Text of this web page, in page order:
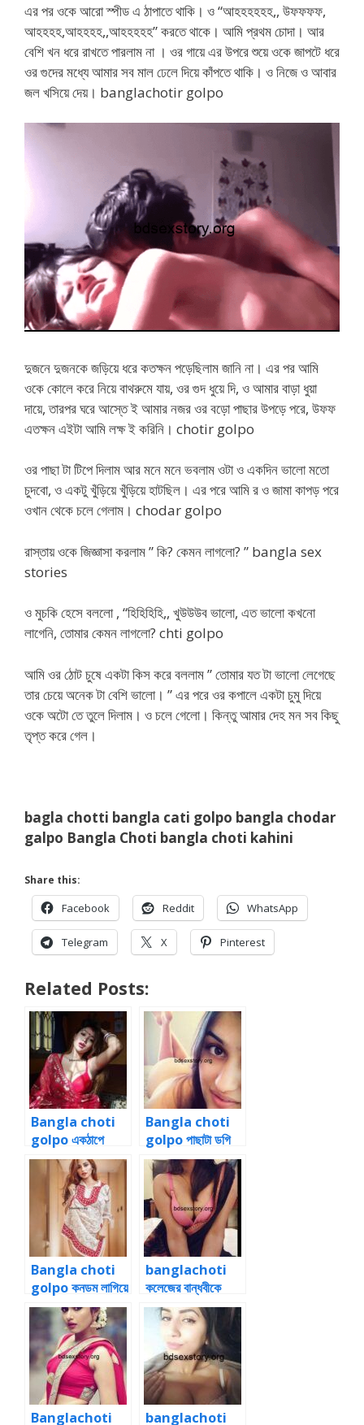
এর পর ওকে আরো স্পীড এ ঠাপাতে থাকি। ও “আহহহহহহ,, উফফফফ,
আহহহহ,আহহহহ,,আহহহহহ” করতে থাকে। আমি প্রথম চোদা। আর
বেশি খন ধরে রাখতে পারলাম না । ওর গায়ে এর উপরে শুয়ে ওকে জাপটে ধরে
ওর গুদের মধ্যে আমার সব মাল ঢেলে দিয়ে কাঁপতে থাকি। ও নিজে ও আবার
জল খসিয়ে দেয়। banglachotir golpo
দুজনে দুজনকে জড়িয়ে ধরে কতক্ষন পড়েছিলাম জানি না। এর পর আমি
ওকে কোলে করে নিয়ে বাথরুমে যায়, ওর গুদ ধুয়ে দি, ও আমার বাড়া ধুয়া
দায়ে, তারপর ঘরে আস্তে ই আমার নজর ওর বড়ো পাছার উপড়ে পরে, উফফ
এতক্ষন এইটা আমি লক্ষ ই করিনি। chotir golpo
ওর পাছা টা টিপে দিলাম আর মনে মনে ভবলাম ওটা ও একদিন ভালো মতো
চুদবো, ও একটু খুঁড়িয়ে খুঁড়িয়ে হাটছিল। এর পরে আমি র ও জামা কাপড় পরে
ওখান থেকে চলে গেলাম। chodar golpo
রাস্তায় ওকে জিজ্ঞাসা করলাম ” কি? কেমন লাগলো? ” bangla sex
stories
ও মুচকি হেসে বললো , “হিহিহিহি,, খুউউউব ভালো, এত ভালো কখনো
লাগেনি, তোমার কেমন লাগলো? chti golpo
আমি ওর ঠোট চুষে একটা কিস করে বললাম ” তোমার যত টা ভালো লেগেছে
তার চেয়ে অনেক টা বেশি ভালো। ” এর পরে ওর কপালে একটা চুমু দিয়ে
ওকে অটো তে তুলে দিলাম। ও চলে গেলো। কিন্তু আমার দেহ মন সব কিছু
তৃপ্ত করে গেল।
bagla chotti bangla cati golpo bangla chodar
galpo Bangla Choti bangla choti kahini
Share this:
Facebook Reddit WhatsApp
Telegram X Pinterest
Related Posts:
Bangla choti
golpo একঠাপে
ধোনটা গুদের অন্ধকার
গুহায়
Bangla choti
golpo পাছাটা ডগি
পজিশনে নিয়ে পচ করে
ঢুকিয়ে দিলাম
Bangla choti
golpo কনডম লাগিয়ে
সুন্দরী বান্ধবী আয়েশাকে
চোদার গল্প
banglachoti
কলেজের বান্ধবীকে
পার্কে বসিয়ে ঠাপ মারার
কাহিনী
Banglachoti banglachoti